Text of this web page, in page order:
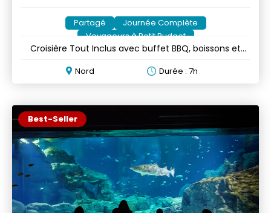
Partagé
Journée Complète
Voyageurs à Petit Budget
Croisière Tout Inclus avec buffet BBQ, boissons et
Nord Durée : 7h
Best-Seller